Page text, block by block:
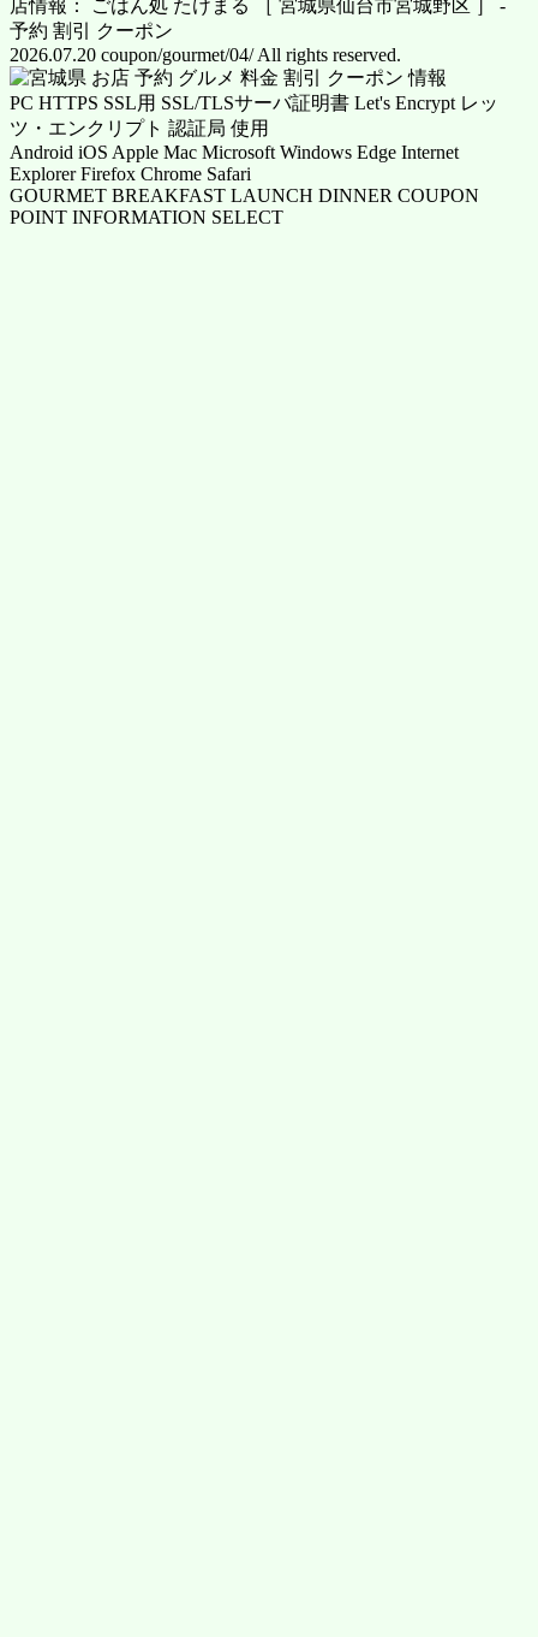
店情報： ごはん処 たけまる ［ 宮城県仙台市宮城野区 ］ -
予約 割引 クーポン
2026.07.20 coupon/gourmet/04/ All rights reserved.
PC HTTPS SSL用 SSL/TLSサーバ証明書 Let's Encrypt レッ
ツ・エンクリプト 認証局 使用
Android iOS Apple Mac Microsoft Windows Edge Internet
Explorer Firefox Chrome Safari
GOURMET BREAKFAST LAUNCH DINNER COUPON
POINT INFORMATION SELECT